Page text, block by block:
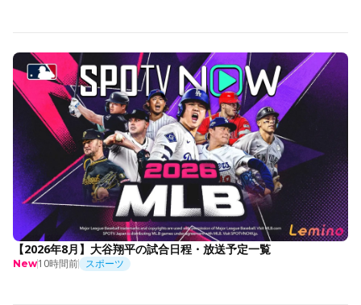
【2026年8月】大谷翔平の試合日程・放送予定一覧
New10時間前 スポーツ